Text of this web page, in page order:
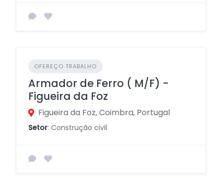
OFEREÇO TRABALHO
Armador de Ferro ( M/F) -
Figueira da Foz
Figueira da Foz, Coimbra, Portugal
Setor: Construção civil